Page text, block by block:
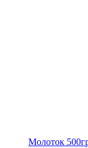
Молоток